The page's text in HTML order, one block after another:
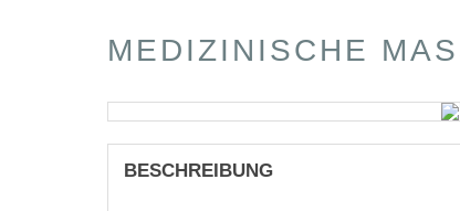
MEDIZINISCHE
BESCHREIBUNG